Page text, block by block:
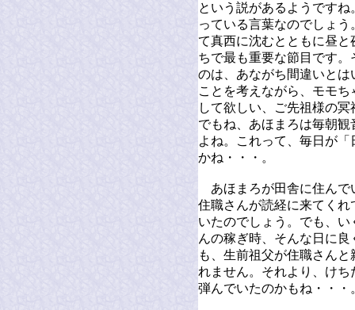
という説があるようです
っている言葉なのでしょ
て真西に沈むとともに昼
ちで最も重要な節目です
のは、あながち間違いと
ことを考えながら、モモ
して欲しい、ご先祖様の
でもね、あほまろは毎朝
よね。これって、毎日が
かね・・・。
あほまろが田舎に住んで
住職さんが読経に来てく
いたのでしょう。でも、
んの稼ぎ時、そんな日に
も、生前祖父が住職さん
れません。それより、け
弾んでいたのかもね・・・